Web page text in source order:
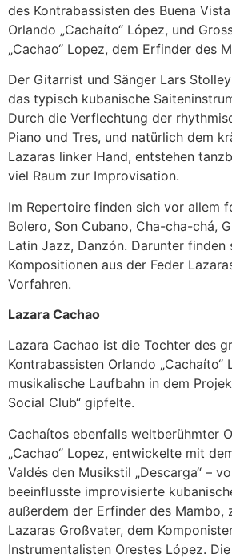
des Kontrabassisten des Buena
Orlando „Cachaíto“ López, und
„Cachao“ Lopez, dem Erfinder des
Der Gitarrist und Sänger Lars
das typisch kubanische
Durch die Verflechtung der
Piano und Tres, und natürlich dem
Lazaras linker Hand, entstehen
viel Raum zur Improvisation.
Im Repertoire finden sich vor allem
Bolero, Son Cubano, Cha-cha-chá,
Latin Jazz, Danzón. Darunter finden
Kompositionen aus der Feder
Vorfahren.
Lazara Cachao
Lazara Cachao ist die Tochter des
Kontrabassisten Orlando „Cachaíto“
musikalische Laufbahn in dem
Social Club“ gipfelte.
Cachaítos ebenfalls weltberühmter
„Cachao“ Lopez, entwickelte mit
Valdés den Musikstil „Descarga“ –
beeinflusste improvisierte
außerdem der Erfinder des Mambo,
Lazaras Großvater, dem
Instrumentalisten Orestes López.